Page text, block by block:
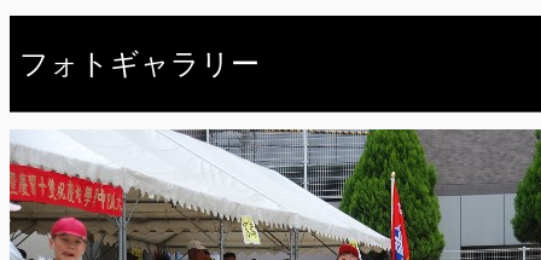
フォトギャラリー